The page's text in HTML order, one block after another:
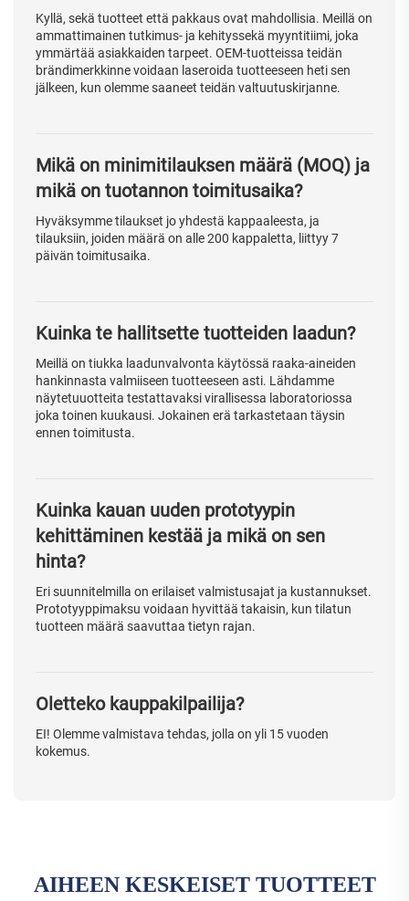
Kyllä, sekä tuotteet että pakkaus ovat mahdollisia. Meillä on
ammattimainen tutkimus- ja kehityssekä myyntitiimi, joka
ymmärtää asiakkaiden tarpeet. OEM-tuotteissa teidän
brändimerkkinne voidaan laseroida tuotteeseen heti sen
jälkeen, kun olemme saaneet teidän valtuutuskirjanne.
Mikä on minimitilauksen määrä (MOQ) ja
mikä on tuotannon toimitusaika?
Hyväksymme tilaukset jo yhdestä kappaaleesta, ja
tilauksiin, joiden määrä on alle 200 kappaletta, liittyy 7
päivän toimitusaika.
Kuinka te hallitsette tuotteiden laadun?
Meillä on tiukka laadunvalvonta käytössä raaka-aineiden
hankinnasta valmiiseen tuotteeseen asti. Lähdamme
näytetuuotteita testattavaksi virallisessa laboratoriossa
joka toinen kuukausi. Jokainen erä tarkastetaan täysin
ennen toimitusta.
Kuinka kauan uuden prototyypin
kehittäminen kestää ja mikä on sen
hinta?
Eri suunnitelmilla on erilaiset valmistusajat ja kustannukset.
Prototyyppimaksu voidaan hyvittää takaisin, kun tilatun
tuotteen määrä saavuttaa tietyn rajan.
Oletteko kauppakilpailija?
EI! Olemme valmistava tehdas, jolla on yli 15 vuoden
kokemus.
AIHEEN KESKEISET TUOTTEET